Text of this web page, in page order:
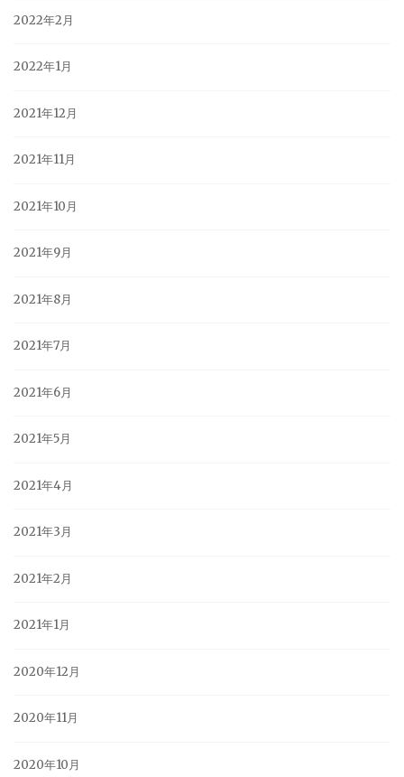
2022年2月
2022年1月
2021年12月
2021年11月
2021年10月
2021年9月
2021年8月
2021年7月
2021年6月
2021年5月
2021年4月
2021年3月
2021年2月
2021年1月
2020年12月
2020年11月
2020年10月